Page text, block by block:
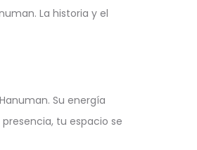
La historia y el
Su energía
tu espacio se